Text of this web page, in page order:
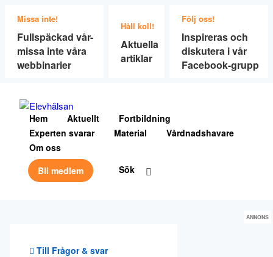
Missa inte!
Fullspäckad vår-
missa inte våra
webbinarier
Håll koll!
Aktuella
artiklar
Följ oss!
Inspireras och
diskutera i vår
Facebook-grupp
Hem Aktuellt
Fortbildning
Experten svarar
Material
Vårdnadshavare
Om oss
Bli medlem
Sök
Till Frågor & svar
ANNONS